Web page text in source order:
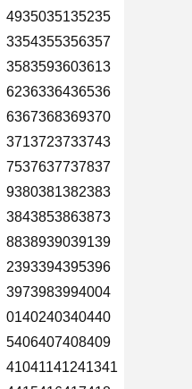
4935035135235
3354355356357
3583593603613
6236336436536
6367368369370
3713723733743
7537637737837
9380381382383
3843853863873
8838939039139
2393394395396
3973983994004
0140240340440
5406407408409
41041141241341